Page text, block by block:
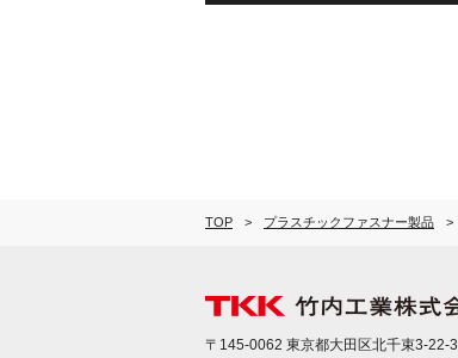
TOP プラスチックファスナー製品
〒145-0062 東京都大田区北千束3-22-3